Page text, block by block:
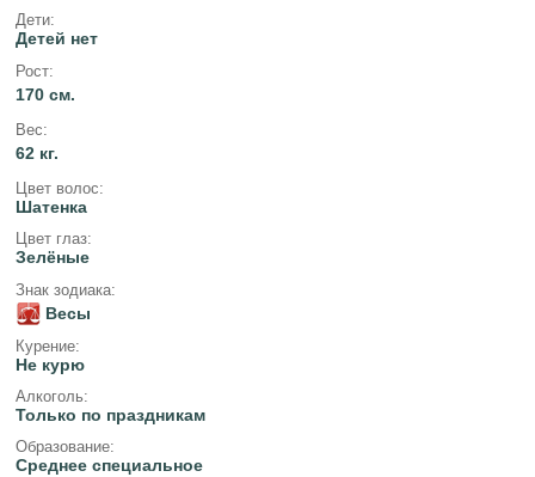
Дети:
Детей нет
Рост:
170 см.
Вес:
62 кг.
Цвет волос:
Шатенка
Цвет глаз:
Зелёные
Знак зодиака:
Весы
Курение:
Не курю
Алкоголь:
Только по праздникам
Образование:
Среднее специальное